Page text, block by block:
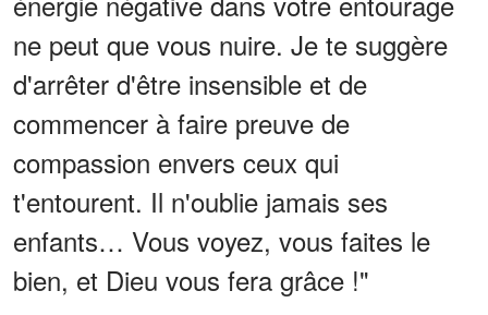
ne peut que vous nuire. Je te suggère
d'arrêter d'être insensible et de
commencer à faire preuve de
compassion envers ceux qui
t'entourent. Il n'oublie jamais ses
enfants… Vous voyez, vous faites le
bien, et Dieu vous fera grâce !"